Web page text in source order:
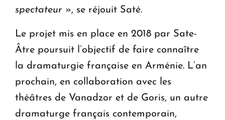
spectateur », se réjouit Saté.
Le projet mis en place en 2018 par Sate-
Âtre poursuit l’objectif de faire connaître
la dramaturgie française en Arménie. L’an
prochain, en collaboration avec les
théâtres de Vanadzor et de Goris, un autre
dramaturge français contemporain,